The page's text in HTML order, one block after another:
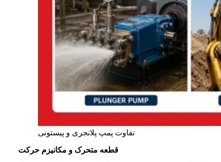
تفاوت پمپ پلانجری و پیستونی
قطعه متحرک و مکانیزم حرکت